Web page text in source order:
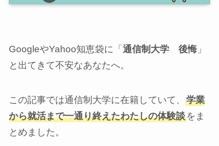
GoogleやYahoo知恵袋に「 通信制大学 後悔」
と出てきて不安なあなたへ。
この記事では通信制大学に在籍していて、 学業
から就活まで一通り終えたわたしの体験談をま
とめました。